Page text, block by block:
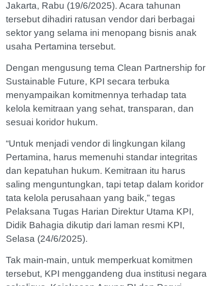
Jakarta, Rabu (19/6/2025). Acara tahunan
tersebut dihadiri ratusan vendor dari berbagai
sektor yang selama ini menopang bisnis anak
usaha Pertamina tersebut.
Dengan mengusung tema Clean Partnership for
Sustainable Future, KPI secara terbuka
menyampaikan komitmennya terhadap tata
kelola kemitraan yang sehat, transparan, dan
sesuai koridor hukum.
“Untuk menjadi vendor di lingkungan kilang
Pertamina, harus memenuhi standar integritas
dan kepatuhan hukum. Kemitraan itu harus
saling menguntungkan, tapi tetap dalam koridor
tata kelola perusahaan yang baik,” tegas
Pelaksana Tugas Harian Direktur Utama KPI,
Didik Bahagia dikutip dari laman resmi KPI,
Selasa (24/6/2025).
Tak main-main, untuk memperkuat komitmen
tersebut, KPI menggandeng dua institusi negara